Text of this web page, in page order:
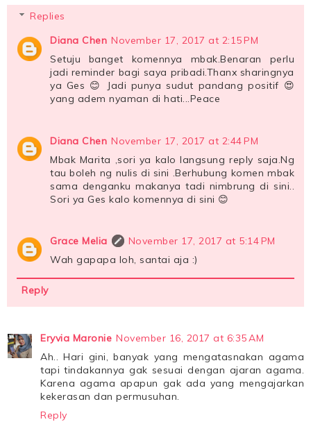
Replies
Diana Chen November 17, 2017 at 2:15 PM
Setuju banget komennya mbak.Benaran perlu
jadi reminder bagi saya pribadi.Thanx sharingnya
ya Ges 😊 Jadi punya sudut pandang positif 😍
yang adem nyaman di hati...Peace
Diana Chen November 17, 2017 at 2:44 PM
Mbak Marita ,sori ya kalo langsung reply saja.Ng
tau boleh ng nulis di sini .Berhubung komen mbak
sama denganku makanya tadi nimbrung di sini..
Sori ya Ges kalo komennya di sini 😊
Grace Melia
November 17, 2017 at 5:14 PM
Wah gapapa loh, santai aja :)
Reply
Eryvia Maronie November 16, 2017 at 6:35 AM
Ah.. Hari gini, banyak yang mengatasnakan agama
tapi tindakannya gak sesuai dengan ajaran agama.
Karena agama apapun gak ada yang mengajarkan
kekerasan dan permusuhan.
Reply